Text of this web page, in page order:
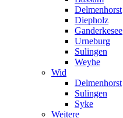
Delmenhorst
Diepholz
Ganderkesee
Urneburg
Sulingen
Weyhe
Wid
Delmenhorst
Sulingen
Syke
Weitere